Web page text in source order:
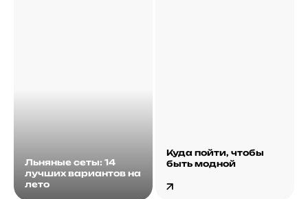
Льняные сеты: 14
лучших вариантов на
лето
Куда пойти, чтобы
быть модной